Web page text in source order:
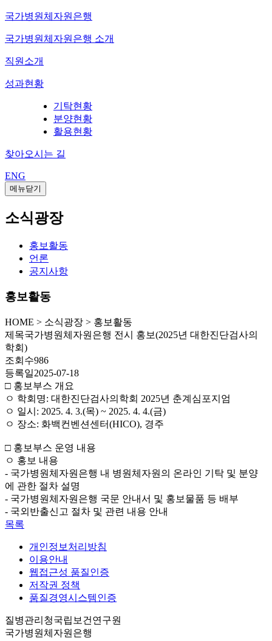
국가병원체자원은행
국가병원체자원은행 소개
직원소개
성과현황
기탁현황
분양현황
활용현황
찾아오시는 길
ENG
메뉴닫기
소식광장
홍보활동
언론
공지사항
홍보활동
HOME > 소식광장 > 홍보활동
제목국가병원체자원은행 전시 홍보(2025년 대한진단검사의
학회)
조회수986
등록일2025-07-18
□ 홍보부스 개요
ㅇ 학회명: 대한진단검사의학회 2025년 춘계심포지엄
ㅇ 일시: 2025. 4. 3.(목) ~ 2025. 4. 4.(금)
ㅇ 장소: 화백컨벤션센터(HICO), 경주
□ 홍보부스 운영 내용
ㅇ 홍보 내용
- 국가병원체자원은행 내 병원체자원의 온라인 기탁 및 분양
에 관한 절차 설명
- 국가병원체자원은행 국문 안내서 및 홍보물품 등 배부
- 국외반출신고 절차 및 관련 내용 안내
목록
개인정보처리방침
이용안내
웹접근성 품질인증
저작권 정책
품질경영시스템인증
질병관리청국립보건연구원
국가병원체자원은행